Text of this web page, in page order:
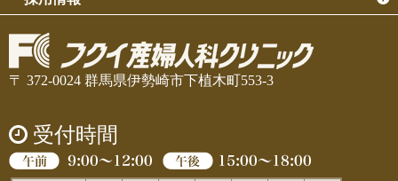
〒 372-0024 群馬県伊勢崎市下植木町553-3
受付時間